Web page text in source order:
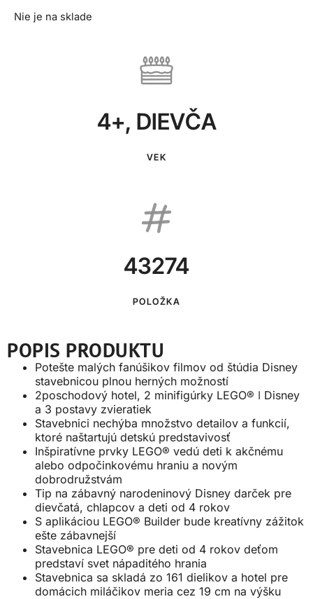
Nie je na sklade
4+, DIEVČA
VEK
43274
POLOŽKA
POPIS PRODUKTU
Potešte malých fanúšikov filmov od štúdia Disney
stavebnicou plnou herných možností
2poschodový hotel, 2 minifigúrky LEGO® ǀ Disney
a 3 postavy zvieratiek
Stavebnici nechýba množstvo detailov a funkcií,
ktoré naštartujú detskú predstavivosť
Inšpiratívne prvky LEGO® vedú deti k akčnému
alebo odpočinkovému hraniu a novým
dobrodružstvám
Tip na zábavný narodeninový Disney darček pre
dievčatá, chlapcov a deti od 4 rokov
S aplikáciou LEGO® Builder bude kreatívny zážitok
ešte zábavnejší
Stavebnica LEGO® pre deti od 4 rokov deťom
predstaví svet nápaditého hrania
Stavebnica sa skladá zo 161 dielikov a hotel pre
domácich miláčikov meria cez 19 cm na výšku